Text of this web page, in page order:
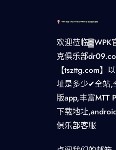
欢迎莅临▓WPK
克俱乐部
【tszttg.com】
址是多少✔全站,
版app,丰富MTT
下载地址
俱乐部客服